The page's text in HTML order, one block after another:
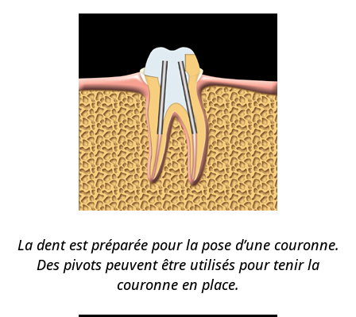
La dent est préparée pour la pose d’une couronne.
Des pivots peuvent être utilisés pour tenir la
couronne en place.